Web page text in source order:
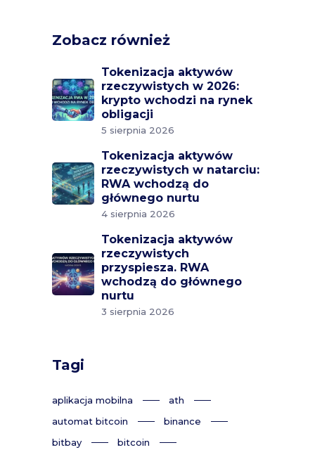
Zobacz również
Tokenizacja aktywów
rzeczywistych w 2026:
krypto wchodzi na rynek
obligacji
5 sierpnia 2026
Tokenizacja aktywów
rzeczywistych w natarciu:
RWA wchodzą do
głównego nurtu
4 sierpnia 2026
Tokenizacja aktywów
rzeczywistych
przyspiesza. RWA
wchodzą do głównego
nurtu
3 sierpnia 2026
Tagi
aplikacja mobilna
ath
automat bitcoin
binance
bitbay
bitcoin